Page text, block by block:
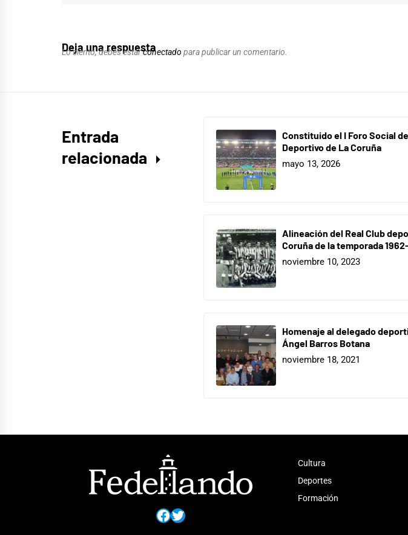
Deja una respuesta
Lo siento, debes estarconectado para publicar un comentario.
Entrada
relacionada
Constituido el I Foro Social
Deportivo de La Coruña
mayo 13, 2026
Alineación del Real Club
Coruña de la temporada
noviembre 10, 2023
Homenaje al delegado
Ángel Barros Botana
noviembre 18, 2021
Facebook
Twitter
Cultura
Deportes
Formación